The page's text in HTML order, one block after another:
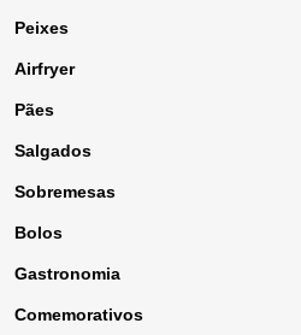
Peixes
Airfryer
Pães
Salgados
Sobremesas
Bolos
Gastronomia
Comemorativos